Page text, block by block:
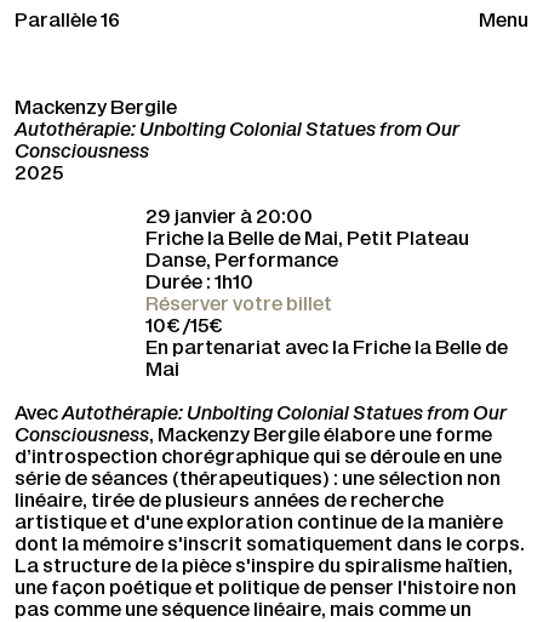
Parallèle 16 Menu
Mackenzy Bergile
Autothérapie: Unbolting Colonial Statues from Our
Consciousness
2025
29 janvier à 20:00
Friche la Belle de Mai, Petit Plateau
Danse, Performance
Durée : 1h10
Réserver votre billet
10€ /15€
En partenariat avec la Friche la Belle de
Mai
AvecAutothérapie: Unbolting Colonial Statues from Our
Consciousness, Mackenzy Bergileélabore une forme
d’introspection chorégraphique qui se déroule en une
série de séances (thérapeutiques) : une sélection non
linéaire, tirée de plusieurs années de recherche
artistique et d'une exploration continue de la manière
dont la mémoire s'inscrit somatiquement dans le corps.
La structure de la pièce s'inspire du spiralisme haïtien,
une façon poétique et politique de penser l'histoire non
pas comme une séquence linéaire, mais comme un